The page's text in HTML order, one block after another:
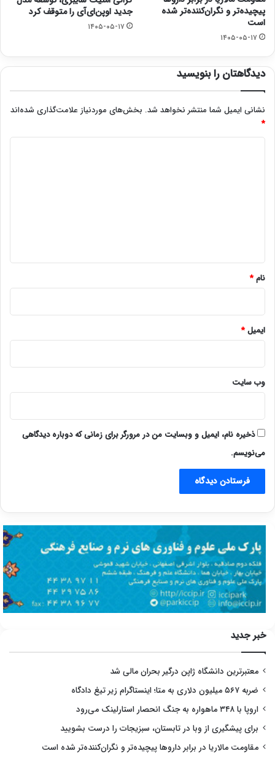
پیچیده‌تر و نگران‌کننده‌تر شده
است
۱۴۰۵-۰۵-۱۷
جدید اوپن‌ای‌آی را متوقف کرد
۱۴۰۵-۰۵-۱۷
دیدگاهتان را بنویسید
نشانی ایمیل شما منتشر نخواهد شد. بخش‌های موردنیاز علامت‌گذاری شده‌اند
*
نام*
ایمیل*
وب‌ سایت
ذخیره نام، ایمیل و وبسایت من در مرورگر برای زمانی که دوباره دیدگاهی
می‌نویسم.
خبر جدید
معتبرترین دانشگاه ژاپن درگیر بحران مالی شد
ضربه ۵۶۷ میلیون دلاری به متا؛ اینستاگرام زیر تیغ دادگاه
اروپا با ۳۴۸ ماهواره به جنگ انحصار استارلینک می‌رود
برای پیشگیری از وبا در تابستان، سبزیجات را درست بشویید
مقاومت مالاریا در برابر داروها پیچیده‌تر و نگران‌کننده‌تر شده است